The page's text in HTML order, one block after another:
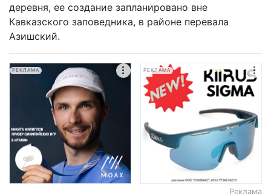
деревня, ее создание запланировано вне
Кавказского заповедника, в районе перевала
Азишский.
РЕКЛАМА РЕКЛАМА
Реклама